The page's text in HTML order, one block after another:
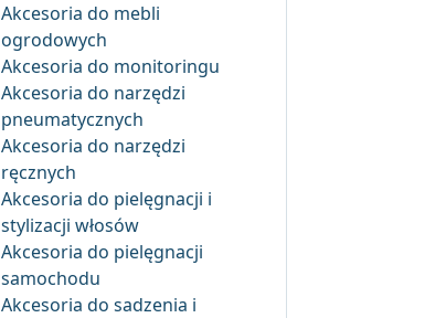
Akcesoria do mebli
ogrodowych
Akcesoria do monitoringu
Akcesoria do narzędzi
pneumatycznych
Akcesoria do narzędzi
ręcznych
Akcesoria do pielęgnacji i
stylizacji włosów
Akcesoria do pielęgnacji
samochodu
Akcesoria do sadzenia i